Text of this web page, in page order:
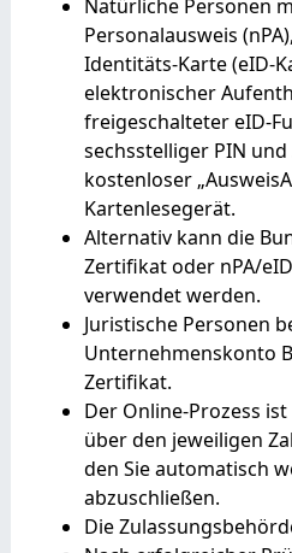
Natürliche Personen
Personalausweis
Identitäts-Karte (eID-
elektronischer
freigeschalteter eID-
sechsstelliger PIN
kostenloser
Kartenlesegerät.
Alternativ kann die
Zertifikat oder nPA/
verwendet werden.
Juristische Personen
Unternehmenskonto
Zertifikat.
Der Online-Prozess
über den jeweiligen
den Sie automatisch
abzuschließen.
Die